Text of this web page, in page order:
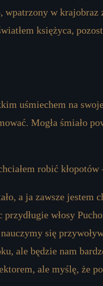
w krajobraz
księżyca,
uśmiechem na
Mogła śmiało
robić
a ja zawsze jestem
włosy
się
ale będzie nam
ale myślę, że